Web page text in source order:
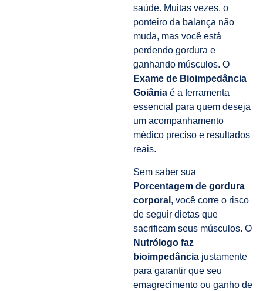
saúde. Muitas vezes, o
ponteiro da balança não
muda, mas você está
perdendo gordura e
ganhando músculos. O
Exame de Bioimpedância
Goiâniaé a ferramenta
essencial para quem deseja
um acompanhamento
médico preciso e resultados
reais.
Sem saber sua
Porcentagem de gordura
corporal , você corre o risco
de seguir dietas que
sacrificam seus músculos. O
Nutrólogo faz
bioimpedânciajustamente
para garantir que seu
emagrecimento ou ganho de